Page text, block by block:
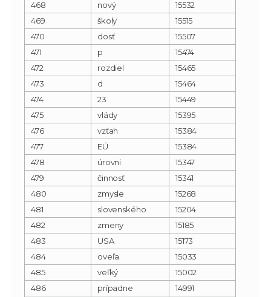
468
nový
15532
469
školy
15515
470
dosť
15507
471
p
15474
472
rozdiel
15465
473
d
15464
474
23
15449
475
vlády
15395
476
vzťah
15384
477
EÚ
15384
478
úrovni
15347
479
činnosť
15341
480
zmysle
15268
481
slovenského
15204
482
zmeny
15185
483
USA
15173
484
oveľa
15033
485
veľký
15002
486
prípadne
14991